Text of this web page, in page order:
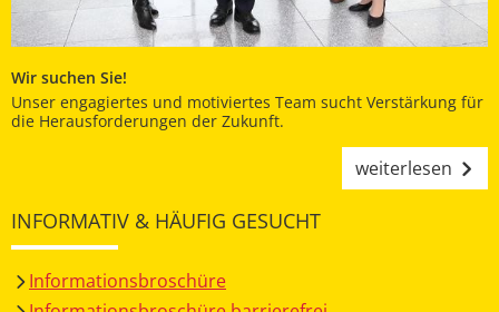
Wir suchen Sie!
Unser engagiertes und motiviertes Team sucht Verstärkung für
die Herausforderungen der Zukunft.
weiterlesen
INFORMATIV & HÄUFIG GESUCHT
Informationsbroschüre